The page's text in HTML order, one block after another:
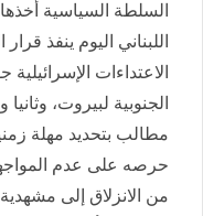
السلطة السياسية
اللبناني اليوم ينفذ
الاعتداءات
الجنوبية لبيروت،
مطالب بتحديد مهلة
حرصه على عدم
من الانزلاق إلى